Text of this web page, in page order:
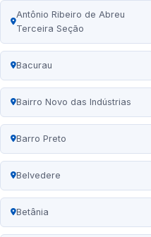
Antônio Ribeiro de Abreu
Terceira Seção
Bacurau
Bairro Novo das Indústrias
Barro Preto
Belvedere
Betânia